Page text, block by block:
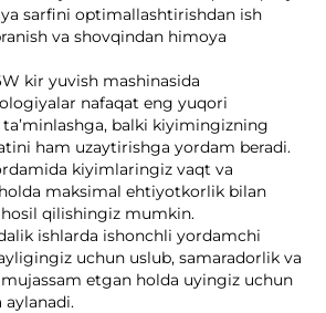
sarfini optimallashtirishdan ish
va shovqindan himoya
kir yuvish mashinasida
nafaqat eng yuqori
balki kiyimingizning
ham uzaytirishga yordam beradi.
kiyimlaringiz vaqt va
maksimal ehtiyotkorlik bilan
qilishingiz mumkin.
ishlarda ishonchli yordamchi
uchun uslub, samaradorlik va
etgan holda uyingiz uchun
aylanadi.